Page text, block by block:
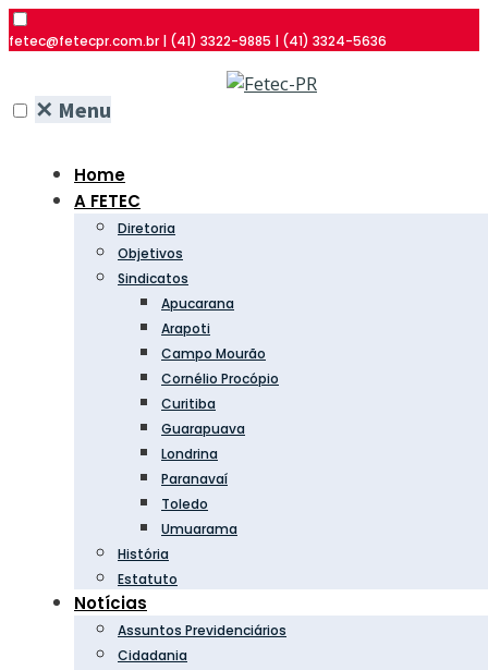
fetec@fetecpr.com.br | (41) 3322-9885 | (41) 3324-5636
✕ Menu
Home
A FETEC
Diretoria
Objetivos
Sindicatos
Apucarana
Arapoti
Campo Mourão
Cornélio Procópio
Curitiba
Guarapuava
Londrina
Paranavaí
Toledo
Umuarama
História
Estatuto
Notícias
Assuntos Previdenciários
Cidadania